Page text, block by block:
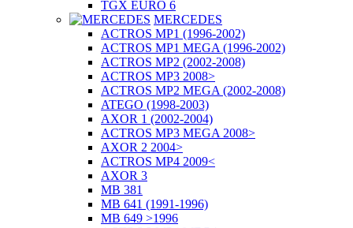
TGX EURO 6
MERCEDES
ACTROS MP1 (1996-2002)
ACTROS MP1 MEGA (1996-2002)
ACTROS MP2 (2002-2008)
ACTROS MP3 2008>
ACTROS MP2 MEGA (2002-2008)
ATEGO (1998-2003)
AXOR 1 (2002-2004)
ACTROS MP3 MEGA 2008>
AXOR 2 2004>
ACTROS MP4 2009<
AXOR 3
MB 381
MB 641 (1991-1996)
MB 649 >1996